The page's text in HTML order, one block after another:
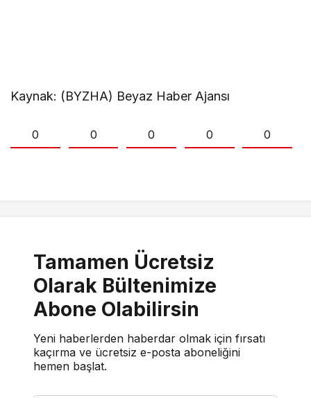
Kaynak: (BYZHA) Beyaz Haber Ajansı
0 0 0 0 0
Tamamen Ücretsiz
Olarak Bültenimize
Abone Olabilirsin
Yeni haberlerden haberdar olmak için fırsatı
kaçırma ve ücretsiz e-posta aboneliğini
hemen başlat.